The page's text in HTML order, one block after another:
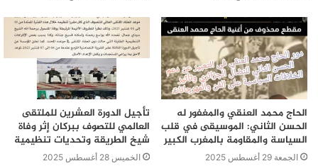
الحاج محمد العنقي والمغفور له
الحسن الثاني: الموسيقى في قلب
السياسة والمقاومة بالمغرب الكبير
الجمعة 29 أغسطس 2025
تأجيل الدورة العشرين للملتقى
العالمي للتصوف ببركان إثر وفاة
شيخ الطريقة وتحديات تنظيمية
الخميس 28 أغسطس 2025